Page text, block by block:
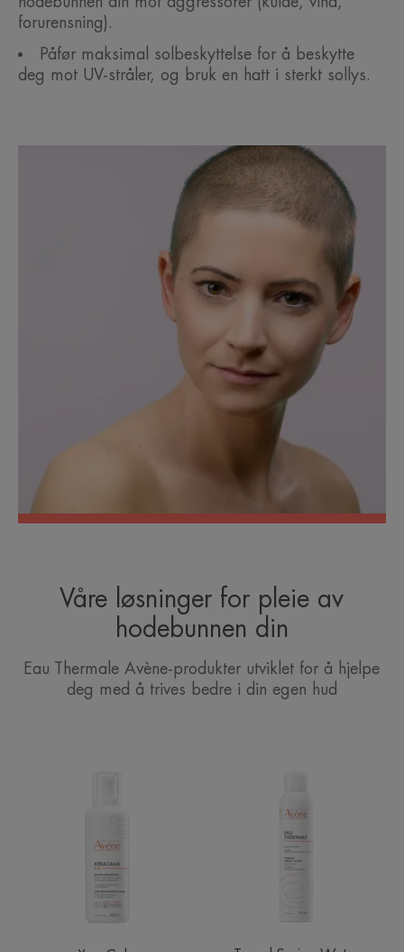
forurensning).
Påfør maksimal solbeskyttelse for å beskytte
deg mot UV-stråler, og bruk en hatt i sterkt sollys.
Våre løsninger for pleie av
hodebunnen din
Eau Thermale Avène-produkter utviklet for å hjelpe
deg med å trives bedre i din egen hud
Balm
|
kildevann